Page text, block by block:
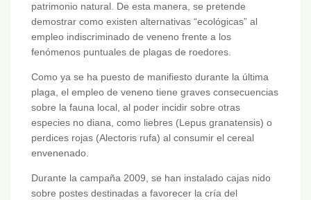
patrimonio natural. De esta manera, se pretende
demostrar como existen alternativas “ecológicas” al
empleo indiscriminado de veneno frente a los
fenómenos puntuales de plagas de roedores.
Como ya se ha puesto de manifiesto durante la última
plaga, el empleo de veneno tiene graves consecuencias
sobre la fauna local, al poder incidir sobre otras
especies no diana, como liebres (Lepus granatensis) o
perdices rojas (Alectoris rufa) al consumir el cereal
envenenado.
Durante la campaña 2009, se han instalado cajas nido
sobre postes destinadas a favorecer la cría del